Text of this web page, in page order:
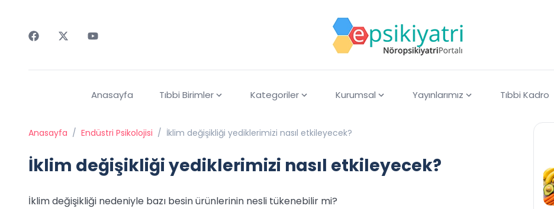
Anasayfa Tıbbi Birimler Kategoriler Kurumsal Yayınlarımız Tıbbi Kadro
Anasayfa / Endüstri Psikolojisi / İklim değişikliği yediklerimizi nasıl etkileyecek?
İklim değişikliği yediklerimizi nasıl etkileyecek?
İklim değişikliği nedeniyle bazı besin ürünlerinin nesli tükenebilir mi?